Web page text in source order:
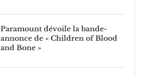
Paramount dévoile la bande-
annonce de « Children of Blood
and Bone »